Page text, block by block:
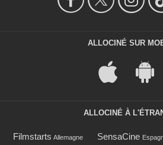
ALLOCINÉ SUR
ALLOCINÉ À
Filmstarts Allemagne SensaCine